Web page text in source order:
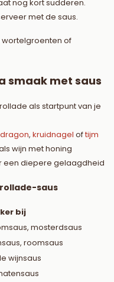
nog kort sudderen.
met de saus.
of
smaak met saus
als startpunt van je
dragon, kruidnagel oftijm
wijn met honing
een diepere gelaagdheid
saus
bij
mosterdsaus
roomsaus
wijnsaus